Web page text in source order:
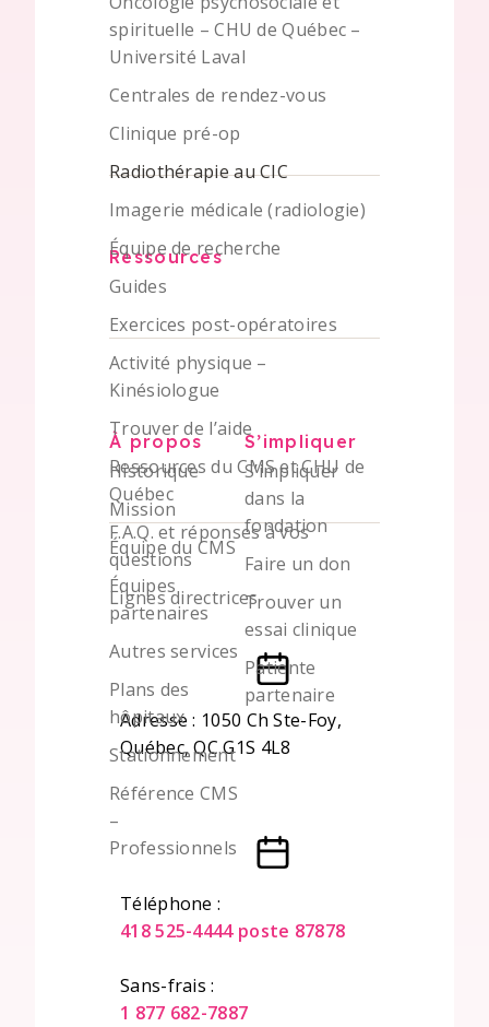
spirituelle – CHU de Québec –
Université Laval
Centrales de rendez-vous
Clinique pré-op
Radiothérapie au CIC
Imagerie médicale (radiologie)
Équipe de recherche
Ressources
Guides
Exercices post-opératoires
Activité physique –
Kinésiologue
Trouver de l’aide
Ressources du CMS et CHU de
Québec
F.A.Q. et réponses à vos
questions
Lignes directrices
À propos
Historique
Mission
Équipe du CMS
Équipes
partenaires
Autres services
Plans des
hôpitaux
Stationnement
Référence CMS
–
Professionnels
S’impliquer
S’impliquer
dans la
fondation
Faire un don
Trouver un
essai clinique
Patiente
partenaire
Adresse : 1050 Ch Ste-Foy,
Québec, QC G1S 4L8
Téléphone :
418 525-4444 poste 87878
Sans-frais :
1 877 682-7887